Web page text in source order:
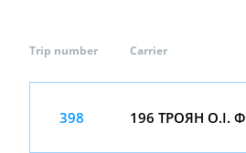
Trip number Carrier
398 196 ТРОЯН О.І.